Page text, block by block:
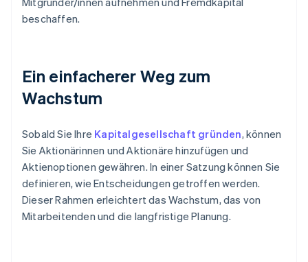
beschaffen.
Ein einfacherer Weg zum
Wachstum
Sobald Sie Ihre Kapitalgesellschaft gründen, können
Sie Aktionärinnen und Aktionäre hinzufügen und
Aktienoptionen gewähren. In einer Satzung können Sie
definieren, wie Entscheidungen getroffen werden.
Dieser Rahmen erleichtert das Wachstum, das von
Mitarbeitenden und die langfristige Planung.